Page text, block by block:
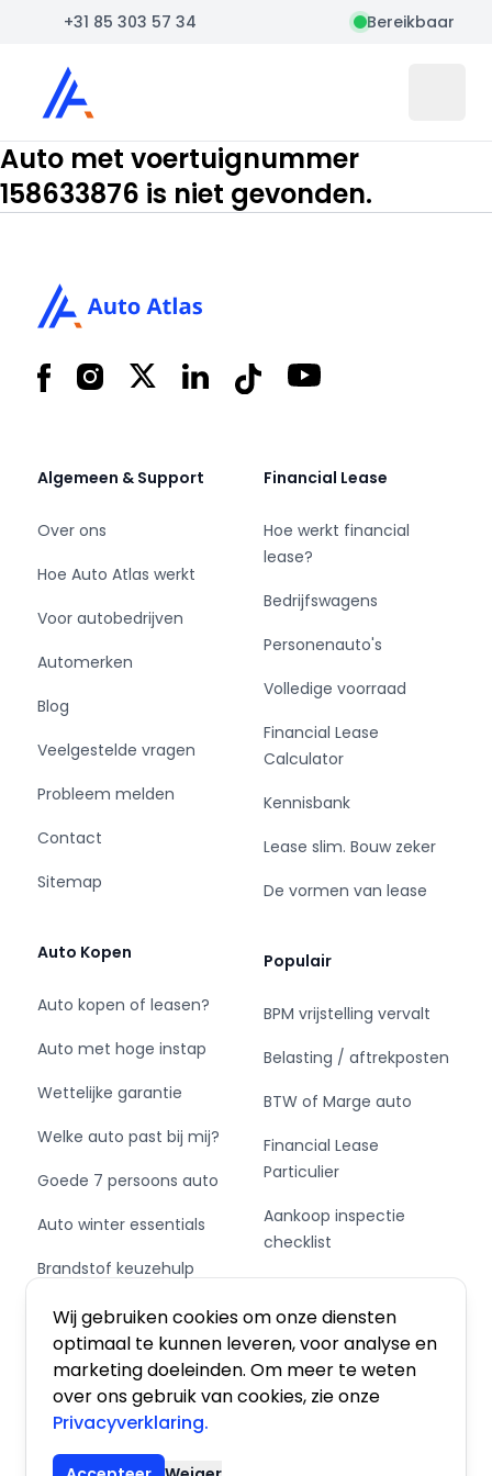
Wij gebruiken cookies om onze diensten
optimaal te kunnen leveren, voor analyse en
marketing doeleinden. Om meer te weten
over ons gebruik van cookies, zie onze
Privacyverklaring.
+31 85 303 57 34 Bereikbaar
Auto Atlas
Auto met voertuignummer
158633876 is niet gevonden.
FacebookInstagram
X LinkedInTiktok YouTube
Algemeen & Support
Over ons
Hoe Auto Atlas werkt
Voor autobedrijven
Automerken
Blog
Veelgestelde vragen
Probleem melden
Contact
Sitemap
Auto Kopen
Auto kopen of leasen?
Auto met hoge instap
Wettelijke garantie
Welke auto past bij mij?
Goede 7 persoons auto
Auto winter essentials
Brandstof keuzehulp
Schakel of automaat?
Financial Lease
Hoe werkt financial
lease?
Bedrijfswagens
Personenauto's
Volledige voorraad
Financial Lease
Calculator
Kennisbank
Lease slim. Bouw zeker
De vormen van lease
Populair
BPM vrijstelling vervalt
Belasting / aftrekposten
BTW of Marge auto
Financial Lease
Particulier
Aankoop inspectie
checklist
Private Leasen,
Financieren of Kopen?